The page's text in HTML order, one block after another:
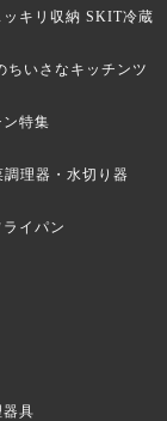
ッキリ収納 SKIT冷蔵
ちいさなキッチンツ
ン特集
理器・水切り器
イパン
器具